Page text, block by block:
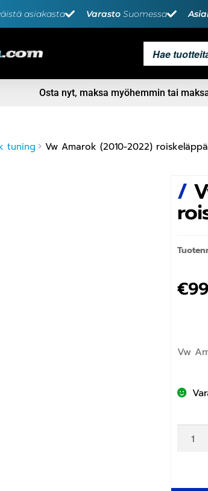
asiakasta Varasto Suomessa
Osta nyt, maksa myöhemmin tai
tuning Vw Amarok (2010-2022)
/
€
Vw